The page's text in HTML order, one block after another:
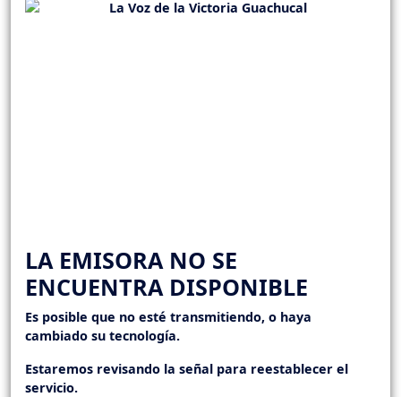
LA EMISORA NO SE
ENCUENTRA DISPONIBLE
Es posible que no esté transmitiendo, o haya
cambiado su tecnología.
Estaremos revisando la señal para reestablecer el
servicio.